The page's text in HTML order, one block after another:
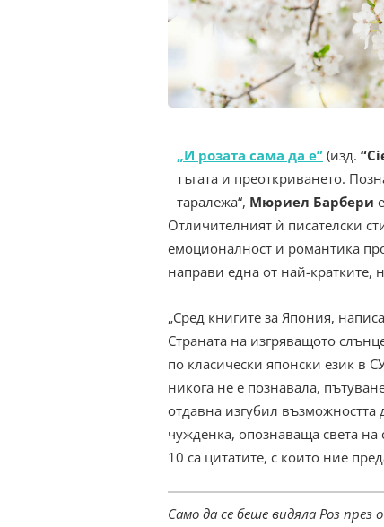
​„И розата сама да е” (изд.
тъгата и преоткриването.
таралежа“, Мюриел Барбери
Отличителният ѝ писателски
емоционалност и романтика
направи една от най-кратките,
„Сред книгите за Япония,
Страната на изгряващото
по класически японски език в
никога не е познавала,
отдавна изгубил възможността
чужденка, опознаваща света на
10 са цитатите, с които ние
Само да се беше видяла Роз